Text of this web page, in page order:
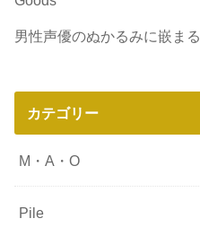
男性声優のぬかるみに嵌まる
カテゴリー
M・A・O
Pile